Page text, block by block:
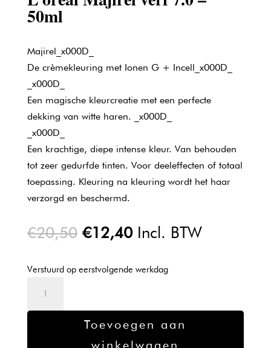
50ml
Majirel_x000D_
De crèmekleuring met Ionen G + Incell_x000D_
_x000D_
Een magische kleurcreatie met een perfecte
dekking van witte haren. _x000D_
_x000D_
Een krachtige, diepe intense kleur. Van behouden
tot zeer gedurfde tinten. Voor deeleffecten of totaal
toepassing. Kleuring na kleuring wordt het haar
verzorgd en beschermd.
€20,50 Oorspronkelijke
was:
€20,50.
€12,40Huidige
is:
€12,40.
Incl. BTW
Verstuurd op eerstvolgende werkdag
Toevoegen aan
winkelwagen